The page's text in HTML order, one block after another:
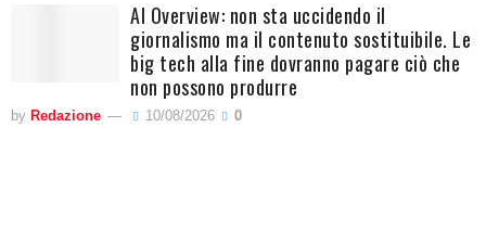
AI Overview: non sta uccidendo il
giornalismo ma il contenuto sostituibile. Le
big tech alla fine dovranno pagare ciò che
non possono produrre
by Redazione 10/08/2026 0